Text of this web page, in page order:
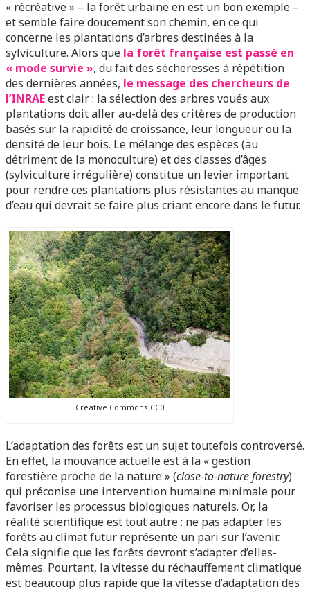
« récréative » – la forêt urbaine en est un bon exemple –
et semble faire doucement son chemin, en ce qui
concerne les plantations d’arbres destinées à la
sylviculture. Alors que la forêt française est passé en
« mode survie », du fait des sécheresses à répétition
des dernières années, le message des chercheurs de
l’INRAEest clair : la sélection des arbres voués aux
plantations doit aller au-delà des critères de production
basés sur la rapidité de croissance, leur longueur ou la
densité de leur bois. Le mélange des espèces (au
détriment de la monoculture) et des classes d’âges
(sylviculture irrégulière) constitue un levier important
pour rendre ces plantations plus résistantes au manque
d’eau qui devrait se faire plus criant encore dans le futur.
Creative Commons CC0
L’adaptation des forêts est un sujet toutefois controversé.
En effet, la mouvance actuelle est à la « gestion
forestière proche de la nature » (close-to-nature forestry)
qui préconise une intervention humaine minimale pour
favoriser les processus biologiques naturels. Or, la
réalité scientifique est tout autre : ne pas adapter les
forêts au climat futur représente un pari sur l’avenir.
Cela signifie que les forêts devront s’adapter d’elles-
mêmes. Pourtant, la vitesse du réchauffement climatique
est beaucoup plus rapide que la vitesse d’adaptation des